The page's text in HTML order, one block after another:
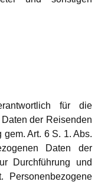
für die
der Reisenden
Art. 6 S. 1. Abs.
Daten der
Durchführung und
Personenbezogene